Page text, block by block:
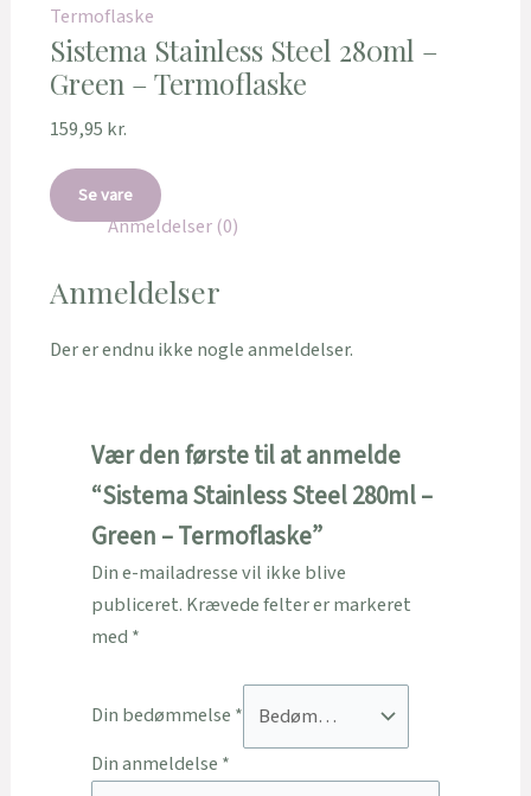
Termoflaske
Sistema Stainless Steel 280ml –
Green – Termoflaske
159,95 kr.
Se vare
Anmeldelser (0)
Anmeldelser
Der er endnu ikke nogle anmeldelser.
Vær den første til at anmelde
“Sistema Stainless Steel 280ml –
Green – Termoflaske”
Din e-mailadresse vil ikke blive
publiceret. Krævede felter er markeret
med *
Din bedømmelse *
Din anmeldelse *